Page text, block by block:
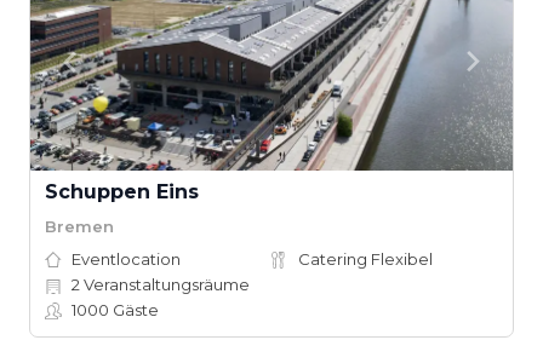
Schuppen Eins
Bremen
Eventlocation
Catering Flexibel
2 Veranstaltungsräume
1000 Gäste